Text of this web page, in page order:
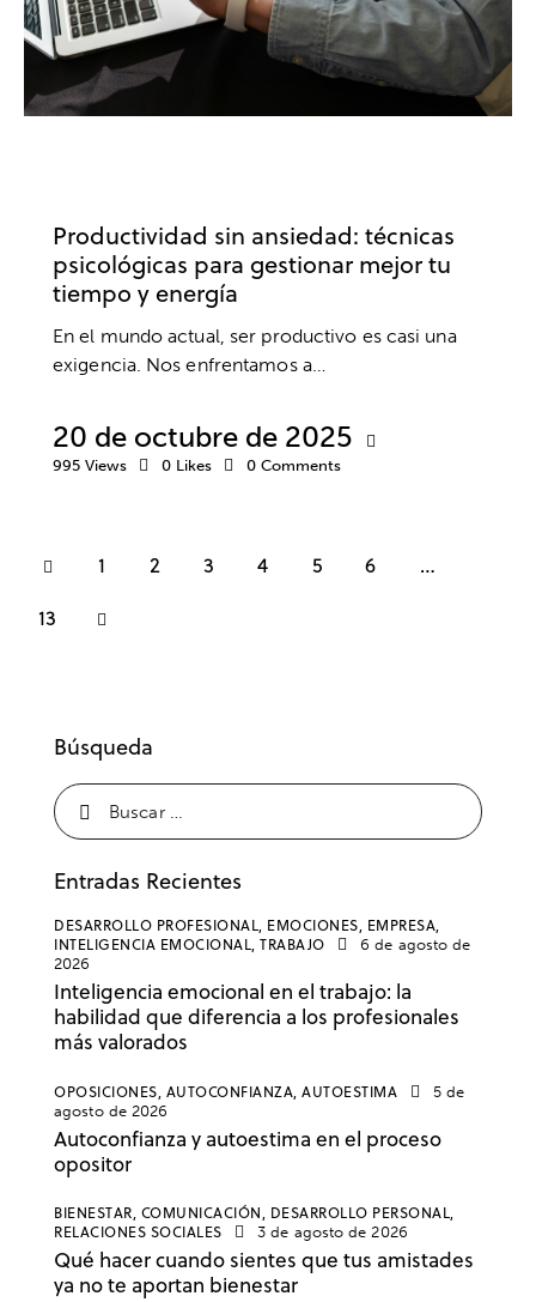
Productividad sin ansiedad: técnicas
psicológicas para gestionar mejor tu
tiempo y energía
En el mundo actual, ser productivo es casi una
exigencia. Nos enfrentamos a…
20 de octubre de 2025
995 Views 0 Likes 0 Comments
1 2 3 4 5 6
…
13
Búsqueda
Entradas Recientes
DESARROLLO PROFESIONAL, EMOCIONES, EMPRESA,
INTELIGENCIA EMOCIONAL, TRABAJO
6 de agosto de
2026
Inteligencia emocional en el trabajo: la
habilidad que diferencia a los profesionales
más valorados
OPOSICIONES, AUTOCONFIANZA, AUTOESTIMA
5 de
agosto de 2026
Autoconfianza y autoestima en el proceso
opositor
BIENESTAR, COMUNICACIÓN, DESARROLLO PERSONAL,
RELACIONES SOCIALES
3 de agosto de 2026
Qué hacer cuando sientes que tus amistades
ya no te aportan bienestar